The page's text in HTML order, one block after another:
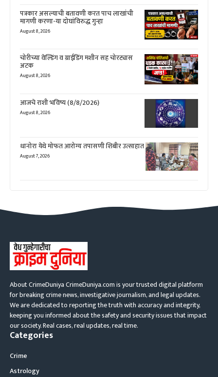
पत्रकार असल्याची बतावणी करत पाच लाखांची
मागणी करणा-या दोघांविरुद्ध गुन्हा
August 8, 2026
चोरीच्या वेल्डिंग व ग्राईडिंग मशीन सह चोरट्यास
अटक
August 8, 2026
आजचे राशी भविष्य (8/8/2026)
August 8, 2026
धानोरा येथे मोफत आरोग्य तपासणी शिबीर उत्साहात
August 7, 2026
About CrimeDuniya CrimeDuniya.com is your trusted digital platform
for breaking crime news, investigative journalism, and legal updates.
We are dedicated to reporting the truth with accuracy and integrity,
keeping you informed about the safety and security issues that impact
our society. Real cases, real updates, real time.
Categories
Crime
Astrology